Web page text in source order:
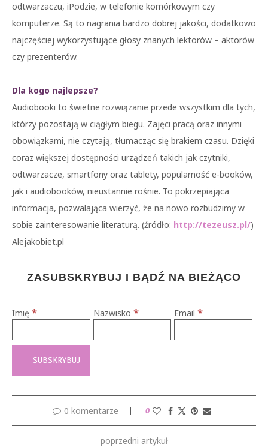
odtwarzaczu, iPodzie, w telefonie komórkowym czy
komputerze. Są to nagrania bardzo dobrej jakości, dodatkowo
najczęściej wykorzystujące głosy znanych lektorów – aktorów
czy prezenterów.
Dla kogo najlepsze?
Audiobooki to świetne rozwiązanie przede wszystkim dla tych,
którzy pozostają w ciągłym biegu. Zajęci pracą oraz innymi
obowiązkami, nie czytają, tłumacząc się brakiem czasu. Dzięki
coraz większej dostępności urządzeń takich jak czytniki,
odtwarzacze, smartfony oraz tablety, popularność e-booków,
jak i audiobooków, nieustannie rośnie. To pokrzepiająca
informacja, pozwalająca wierzyć, że na nowo rozbudzimy w
sobie zainteresowanie literaturą. (źródło: http://tezeusz.pl/)
Alejakobiet.pl
ZASUBSKRYBUJ I BĄDŹ NA BIEŻĄCO
Imię * Nazwisko * Email*
0 komentarze 0
poprzedni artykuł